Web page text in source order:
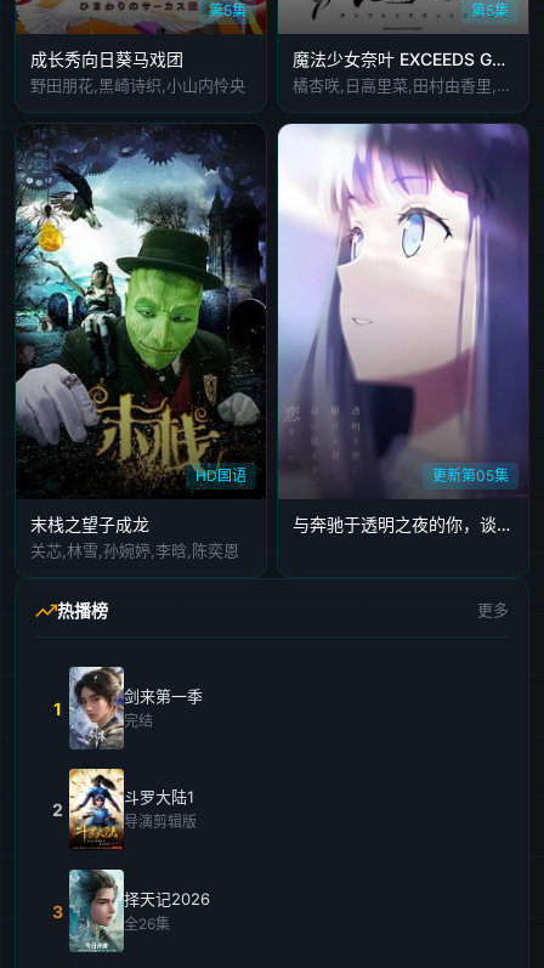
第5集
成长秀向日葵马戏团
野田朋花,黑崎诗织,小山内怜央
第5集
魔法少女奈叶 EXCEEDS Gun Blaze Vengeance
橘杏咲,日高里菜,田村由香里,水树奈奈,植田佳奈,结川麻希,寺川千春,小林爱香,伊藤彩沙,青木阳菜,绪方佑奈,佐藤聴成,野上尤加奈,上坂堇
HD国语
末栈之望子成龙
关芯,林雪,孙婉婷,李晗,陈奕恩
更新第05集
与奔驰于透明之夜的你，谈一场看不见的恋爱。
热播榜 更多
1
剑来第一季
完结
2
斗罗大陆1
导演剪辑版
3
择天记2026
全26集